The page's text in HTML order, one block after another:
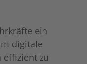
ein
digitale
effizient zu